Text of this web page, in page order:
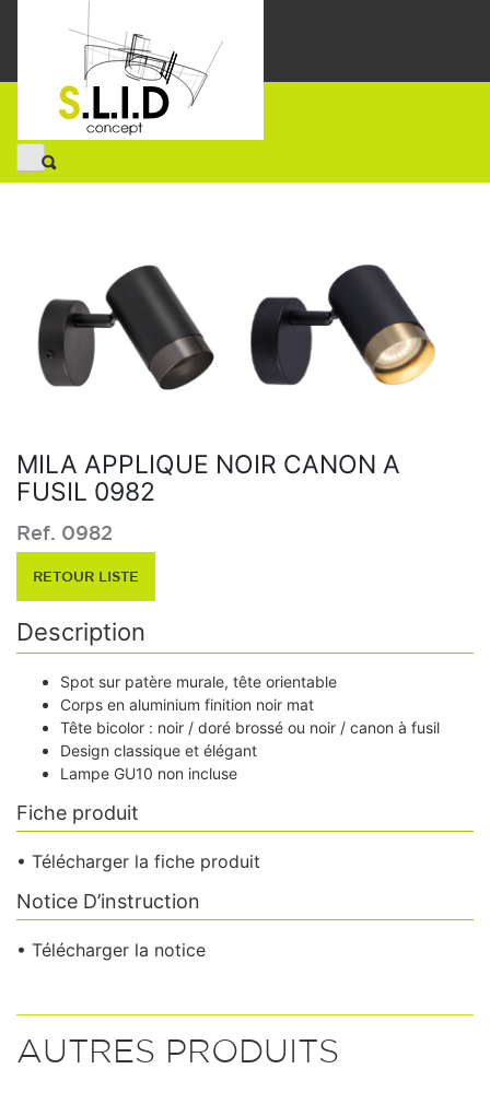
MILA APPLIQUE NOIR CANON A
FUSIL 0982
Ref. 0982
RETOUR LISTE
Description
Spot sur patère murale, tête orientable
Corps en aluminium finition noir mat
Tête bicolor : noir / doré brossé ou noir / canon à fusil
Design classique et élégant
Lampe GU10 non incluse
Fiche produit
• Télécharger la fiche produit
Notice D’instruction
• Télécharger la notice
AUTRES PRODUITS